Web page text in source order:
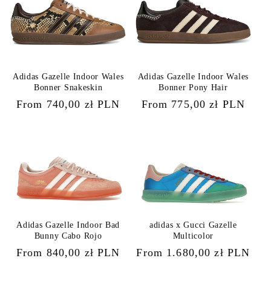
Adidas Gazelle Indoor Wales
Bonner Snakeskin
Regular
From 740,00 zł PLN
Adidas Gazelle Indoor Wales
Bonner Pony Hair
Regular
From 775,00 zł PLN
Adidas Gazelle Indoor Bad
Bunny Cabo Rojo
Regular
From 840,00 zł PLN
adidas x Gucci Gazelle
Multicolor
Regular
From 1.680,00 zł PLN